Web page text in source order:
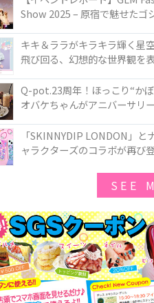
Show 2025 – 原宿で魅せたゴ
キキ＆ララがキラキラ輝く星
飛び回る、幻想的な世界観を
50周年アニバーサリーイヤー
たコレクションが登場
Q-pot.23周年！ほっこり“か
オバケちゃんがアニバーサリ
ー」が新発売！Q-pot CAFE.で
ゃのオバケーキプレート」も
「SKINNYDIP LONDON」と
ャラクターズのコラボが再び
SEE